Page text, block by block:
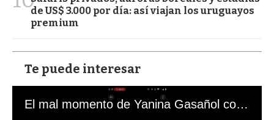
de US$ 3.000 por día: así viajan los uruguayos
premium
Te puede interesar
El mal momento de Yanina Gasañol con un hincha argentino en "Subrayado"